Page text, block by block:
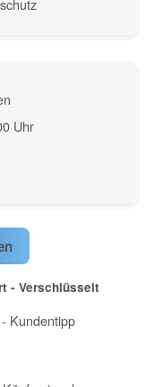
Uhr
- Verschlüsselt